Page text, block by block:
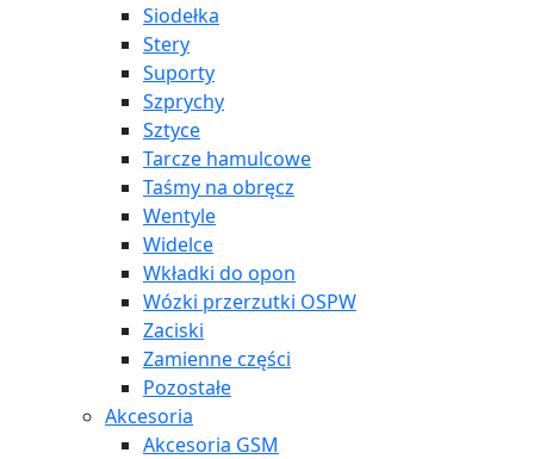
Siodełka
Stery
Suporty
Szprychy
Sztyce
Tarcze hamulcowe
Taśmy na obręcz
Wentyle
Widelce
Wkładki do opon
Wózki przerzutki OSPW
Zaciski
Zamienne części
Pozostałe
Akcesoria
Akcesoria GSM